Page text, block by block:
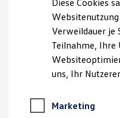
Garantien
Geschäftskunden
Großkunden
Behörden
Anpfiff zum
Diese Cookies
Verweildauer je
Teilnahme, Ihre
uns, Ihr
Marketing